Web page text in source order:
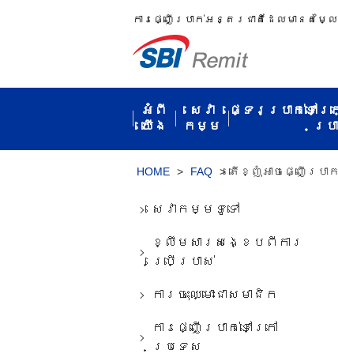
ការ​ផ្ញើប្រាក់​អន្តរជាតិ​ដែល​មាន​តម្លៃ​
អំពី​
យើង
សេវា
កម្ម​
ផ្ទេរប្រាក់ទៅក្
ប្រ
HOME > FAQ > តើ​ខ្ញុំ​អាច​ផ្ញើ​ប្រ
សេវាកម្ម​ទូទៅ​
ខ្លឹមសារ​សង្ខេប​ពី​ការ​
ប្រើប្រាស់​
ការ​ចុះ​ឈ្មោះ​ជា​សមាជិក​
ការ​ផ្ញើ​ប្រាក់​ទៅ​ក្រៅ​
ប្រទេស​